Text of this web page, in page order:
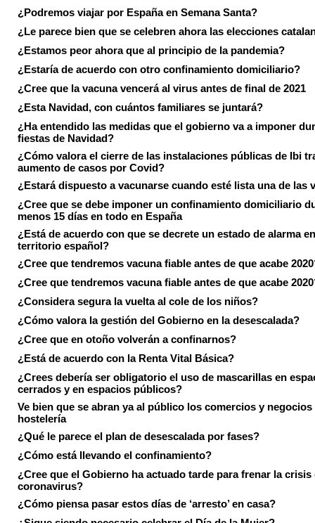
¿Podremos viajar por España en Semana Santa?
¿Le parece bien que se celebren ahora las elecciones
¿Estamos peor ahora que al principio de la pandemia?
¿Estaría de acuerdo con otro confinamiento domiciliario?
¿Cree que la vacuna vencerá al virus antes de final de 2021
¿Esta Navidad, con cuántos familiares se juntará?
¿Ha entendido las medidas que el gobierno va a imponer
fiestas de Navidad?
¿Cómo valora el cierre de las instalaciones públicas de Ibi
aumento de casos por Covid?
¿Estará dispuesto a vacunarse cuando esté lista una de las
¿Cree que se debe imponer un confinamiento domiciliario
menos 15 días en todo en España
¿Está de acuerdo con que se decrete un estado de alarma
territorio español?
¿Cree que tendremos vacuna fiable antes de que acabe
¿Cree que tendremos vacuna fiable antes de que acabe
¿Considera segura la vuelta al cole de los niños?
¿Cómo valora la gestión del Gobierno en la desescalada?
¿Cree que en otoño volverán a confinarnos?
¿Está de acuerdo con la Renta Vital Básica?
¿Crees debería ser obligatorio el uso de mascarillas en
cerrados y en espacios públicos?
Ve bien que se abran ya al público los comercios y negocios
hostelería
¿Qué le parece el plan de desescalada por fases?
¿Cómo está llevando el confinamiento?
¿Cree que el Gobierno ha actuado tarde para frenar la crisis
coronavirus?
¿Cómo piensa pasar estos días de ‘arresto’ en casa?